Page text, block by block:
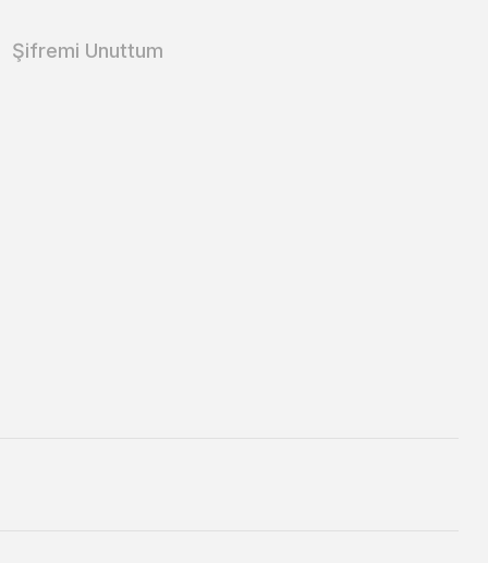
Şifremi Unuttum